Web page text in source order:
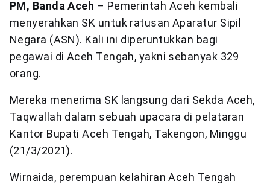
PM, Banda Aceh – Pemerintah Aceh kembali
menyerahkan SK untuk ratusan Aparatur Sipil
Negara (ASN). Kali ini diperuntukkan bagi
pegawai di Aceh Tengah, yakni sebanyak 329
orang.
Mereka menerima SK langsung dari Sekda Aceh,
Taqwallah dalam sebuah upacara di pelataran
Kantor Bupati Aceh Tengah, Takengon, Minggu
(21/3/2021).
Wirnaida, perempuan kelahiran Aceh Tengah